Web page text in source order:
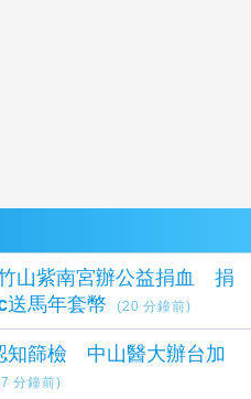
山紫南宮辦公益捐血 捐
馬年套幣
(20 分鐘前)
知篩檢 中山醫大辦台加
分鐘前)